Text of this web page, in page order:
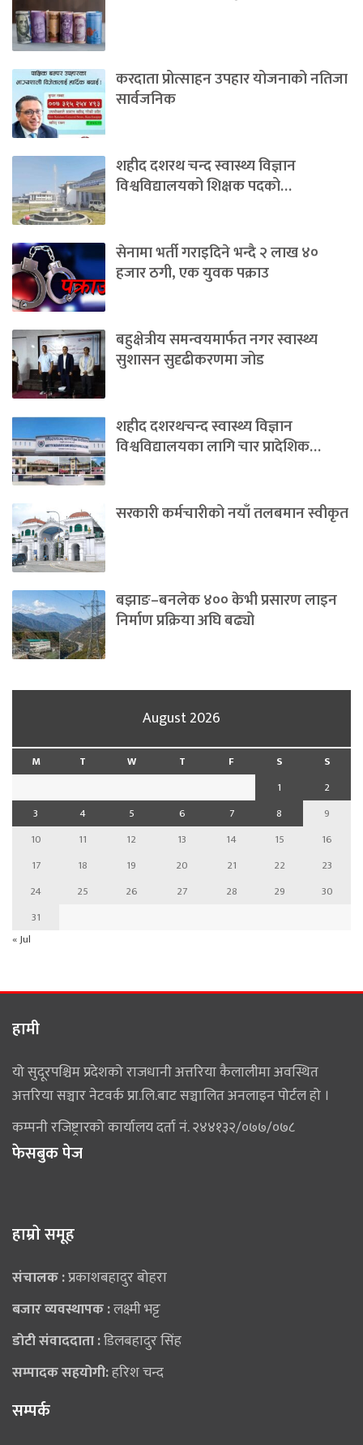
करदाता प्रोत्साहन उपहार योजनाको नतिजा
सार्वजनिक
शहीद दशरथ चन्द स्वास्थ्य विज्ञान
विश्वविद्यालयको शिक्षक पदको…
सेनामा भर्ती गराइदिने भन्दै २ लाख ४०
हजार ठगी, एक युवक पक्राउ
बहुक्षेत्रीय समन्वयमार्फत नगर स्वास्थ्य
सुशासन सुदृढीकरणमा जोड
शहीद दशरथचन्द स्वास्थ्य विज्ञान
विश्वविद्यालयका लागि चार प्रादेशिक…
सरकारी कर्मचारीको नयाँ तलबमान स्वीकृत
बझाङ–बनलेक ४०० केभी प्रसारण लाइन
निर्माण प्रक्रिया अघि बढ्यो
August 2026
M T W T F S
S
1
2
3
4 5 6 7 8
9
10
11 12 13 14 15
16
17
18 19 20 21 22
23
24
25 26 27 28 29
30
31
« Jul
हामी
यो सुदूरपश्चिम प्रदेशको राजधानी अत्तरिया कैलालीमा अवस्थित
अत्तरिया सञ्चार नेटवर्क प्रा.लि.बाट सञ्चालित अनलाइन पोर्टल हो ।
कम्पनी रजिष्ट्रारको कार्यालय दर्ता नं. २४४१३२/०७७/०७८
फेसबुक पेज
हाम्राे समूह
संचालक :प्रकाशबहादुर बोहरा
बजार व्यवस्थापक :लक्ष्मी भट्ट
डोटी संवाददाता :डिलबहादुर सिंह
सम्पादक सहयोगी:हरिश चन्द
सम्पर्क